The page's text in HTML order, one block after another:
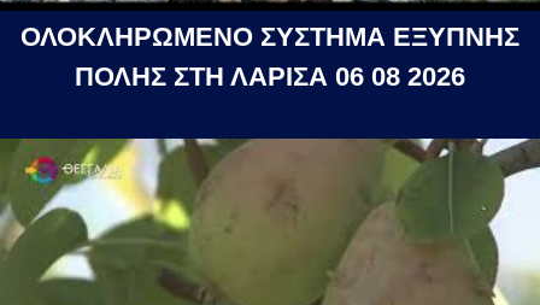
ΟΛΟΚΛΗΡΩΜΕΝΟ ΣΥΣΤΗΜΑ ΕΞΥΠΝΗΣ
ΠΟΛΗΣ ΣΤΗ ΛΑΡΙΣΑ 06 08 2026